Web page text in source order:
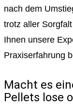
nach dem
trotz aller
Ihnen unsere
Praxiserfahrung
Macht es
Pellets lose